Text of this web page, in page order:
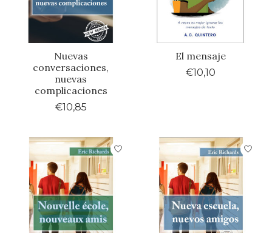
Nuevas
conversaciones,
nuevas
complicaciones
€10,85
El mensaje
€10,10